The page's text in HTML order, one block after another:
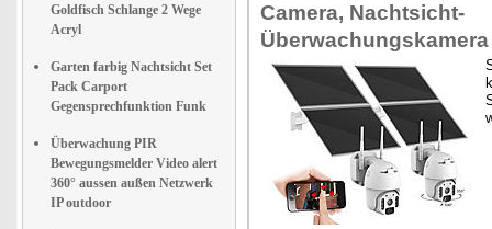
Goldfisch Schlange 2 Wege
Acryl
Garten farbig Nachtsicht Set
Pack Carport
Gegensprechfunktion Funk
Überwachung PIR
Bewegungsmelder Video alert
360° aussen außen Netzwerk
IP outdoor
Camera, Nachtsicht-
Überwachungskamera